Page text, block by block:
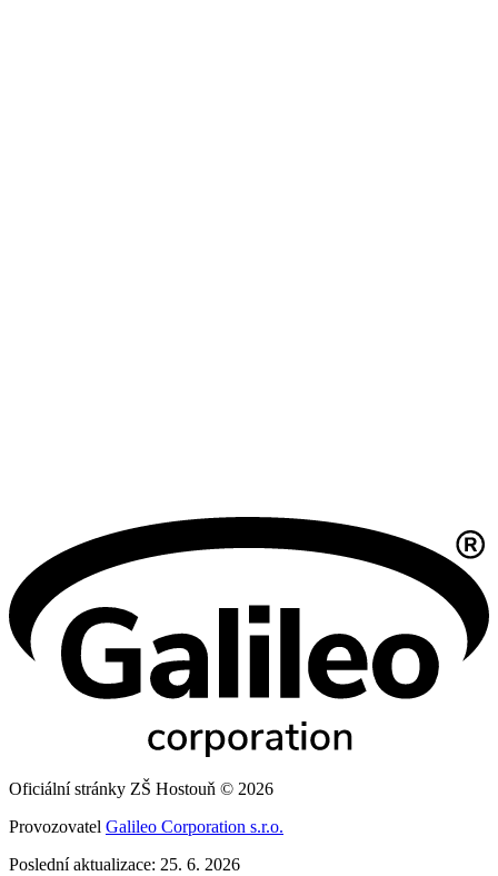
Oficiální stránky ZŠ Hostouň © 2026
Provozovatel Galileo Corporation s.r.o.
Poslední aktualizace: 25. 6. 2026